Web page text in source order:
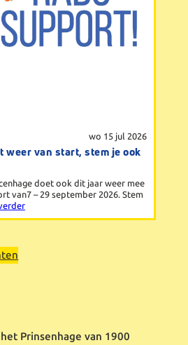
wo 15 jul 2026
weer van start, stem je ook
doet ook dit jaar weer mee
van7 – 29 september 2026. Stem
Prinsenhage van 1900